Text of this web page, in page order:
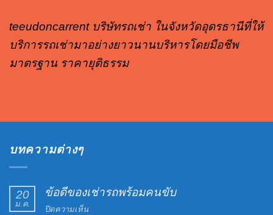
teeudoncarrent บริษัทรถเช่า ในจังหวัดอุดรธานีที่ให้
บริการรถเช่ามาอย่างยาวนานบริหารโดยมือชีพ
มาตรฐาน ราคายุติธรรม
บทความต่างๆ
20
ม.ค.
ข้อดีของเช่ารถพร้อมคนขับ
ปิดความเห็นบน